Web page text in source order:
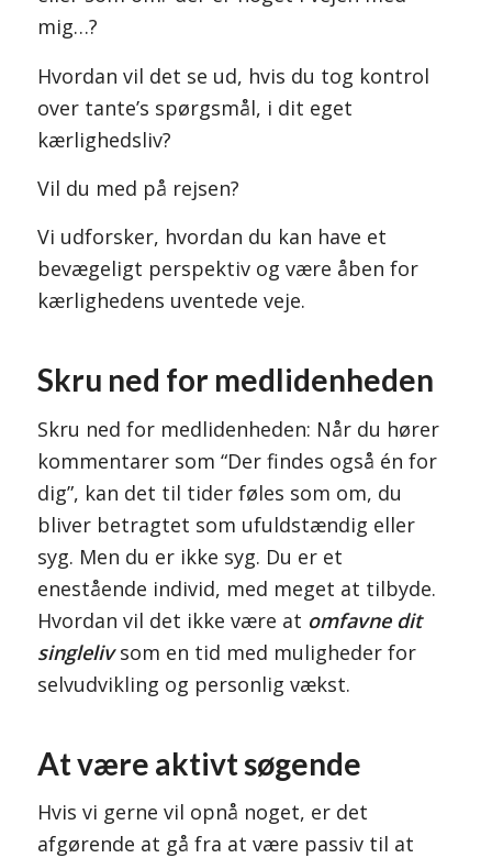
mig…?
Hvordan vil det se ud, hvis du tog kontrol
over tante’s spørgsmål, i dit eget
kærlighedsliv?
Vil du med på rejsen?
Vi udforsker, hvordan du kan have et
bevægeligt perspektiv og være åben for
kærlighedens uventede veje.
Skru ned for medlidenheden
Skru ned for medlidenheden: Når du hører
kommentarer som “Der findes også én for
dig”, kan det til tider føles som om, du
bliver betragtet som ufuldstændig eller
syg. Men du er ikke syg. Du er et
enestående individ, med meget at tilbyde.
Hvordan vil det ikke være at omfavne dit
singlelivsom en tid med muligheder for
selvudvikling og personlig vækst.
At være aktivt søgende
Hvis vi gerne vil opnå noget, er det
afgørende at gå fra at være passiv til at